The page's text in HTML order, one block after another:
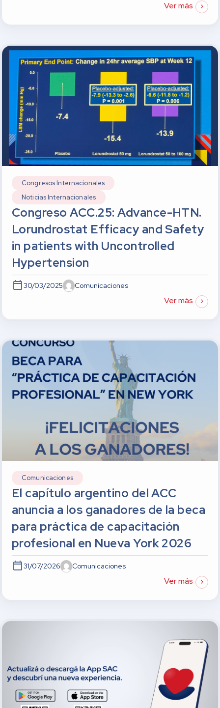
Ver más
Congresos Internacionales
Noticias Internacionales
Congreso ACC.25: Advance-HTN.
Lorundrostat Efficacy and Safety
in patients with Uncontrolled
Hypertension
30/03/2025 Comunicaciones
Ver más
Comunicaciones
El capítulo argentino del ACC
anuncia a los ganadores de la beca
para práctica de capacitación
profesional en Nueva York 2026
31/07/2026 Comunicaciones
Ver más